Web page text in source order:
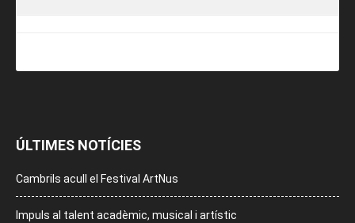
ÚLTIMES NOTÍCIES
Cambrils acull el Festival ArtNus
Impuls al talent acadèmic, musical i artístic